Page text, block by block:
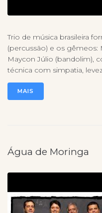
Trio de música brasileira
(percussão) e os gêmeos:
Maycon Júlio (bandolim),
técnica com simpatia,
MAIS
Água de Moringa